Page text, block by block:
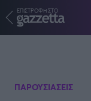
ΕΠΙΣΤΡΟΦΗ ΣΤΟ
ΠΑΡΟΥΣΙΑΣΕΙΣ